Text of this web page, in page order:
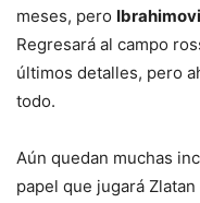
meses, pero
Regresará al campo
últimos detalles, pero
todo.
Aún quedan muchas
papel que jugará